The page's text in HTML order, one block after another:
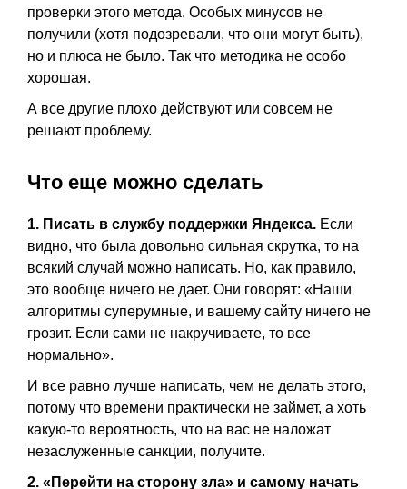
проверки этого метода. Особых минусов не
получили (хотя подозревали, что они могут быть),
но и плюса не было. Так что методика не особо
хорошая.
А все другие плохо действуют или совсем не
решают проблему.
Что еще можно сделать
1. Писать в службу поддержки Яндекса. Если
видно, что была довольно сильная скрутка, то на
всякий случай можно написать. Но, как правило,
это вообще ничего не дает. Они говорят: «Наши
алгоритмы суперумные, и вашему сайту ничего не
грозит. Если сами не накручиваете, то все
нормально».
И все равно лучше написать, чем не делать этого,
потому что времени практически не займет, а хоть
какую-то вероятность, что на вас не наложат
незаслуженные санкции, получите.
2. «Перейти на сторону зла» и самому начать